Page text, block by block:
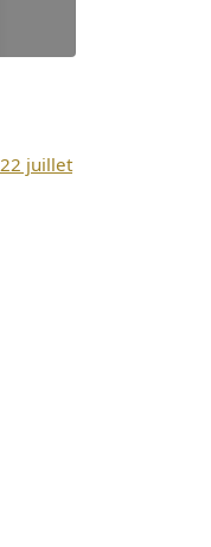
juillet